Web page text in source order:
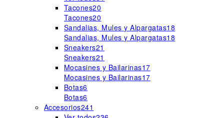
Tacones20
Tacones20
Sandalias, Mules y Alpargatas18
Sandalias, Mules y Alpargatas18
Sneakers21
Sneakers21
Mocasines y Bailarinas17
Mocasines y Bailarinas17
Botas6
Botas6
Accesorios241